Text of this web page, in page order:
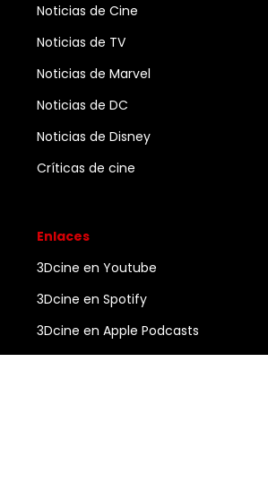
Noticias de Cine
Noticias de TV
Noticias de Marvel
Noticias de DC
Noticias de Disney
Críticas de cine
Enlaces
3Dcine en Youtube
3Dcine en Spotify
3Dcine en Apple Podcasts